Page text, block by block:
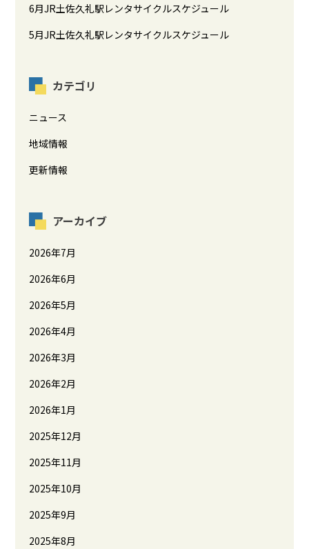
6月JR土佐久礼駅レンタサイクルスケジュール
5月JR土佐久礼駅レンタサイクルスケジュール
カテゴリ
ニュース
地域情報
更新情報
アーカイブ
2026年7月
2026年6月
2026年5月
2026年4月
2026年3月
2026年2月
2026年1月
2025年12月
2025年11月
2025年10月
2025年9月
2025年8月